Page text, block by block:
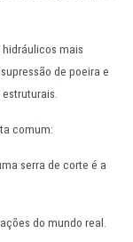
mais
de poeira e
comum:
serra de corte é a
do mundo real.